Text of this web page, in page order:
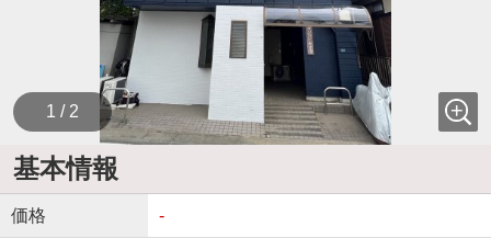
1 / 2
基本情報
価格 -